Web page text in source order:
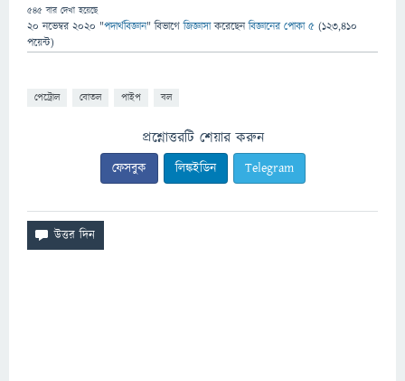
545 বার দেখা হয়েছে
20 নভেম্বর 2020 "পদার্থবিজ্ঞান" বিভাগে জিজ্ঞাসাকরেছেনবিজ্ঞানের পোকা ৫ (123,410
পয়েন্ট)
পেট্রোল বোতল পাইপ বল
প্রশ্নোত্তরটি শেয়ার করুন
ফেসবুক লিঙ্কইডিন Telegram